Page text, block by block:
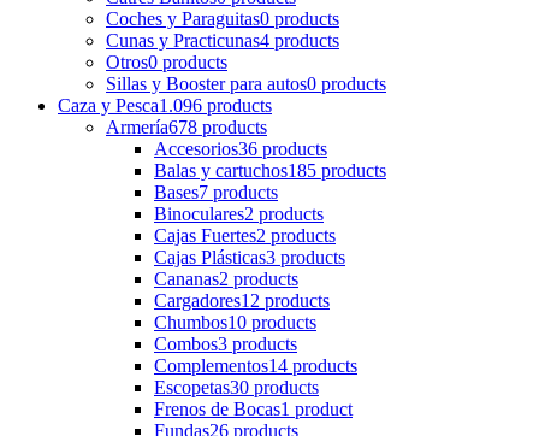
Coches y Paraguitas0 products
Cunas y Practicunas4 products
Otros0 products
Sillas y Booster para autos0 products
Caza y Pesca1.096 products
Armería678 products
Accesorios36 products
Balas y cartuchos185 products
Bases7 products
Binoculares2 products
Cajas Fuertes2 products
Cajas Plásticas3 products
Cananas2 products
Cargadores12 products
Chumbos10 products
Combos3 products
Complementos14 products
Escopetas30 products
Frenos de Bocas1 product
Fundas26 products